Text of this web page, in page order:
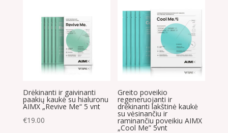
Drėkinanti ir gaivinanti
paakių kaukė su hialuronu
AIMX „Revive Me“ 5 vnt
€19.00
Greito poveikio
regeneruojanti ir
drėkinanti lakštinė kaukė
su vėsinančiu ir
raminančiu poveikiu AIMX
„Cool Me” 5vnt